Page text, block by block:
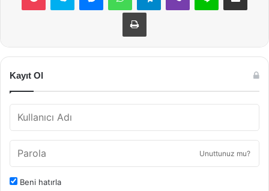
Yazdır
Kayıt Ol
Unuttunuz mu?
Beni hatırla